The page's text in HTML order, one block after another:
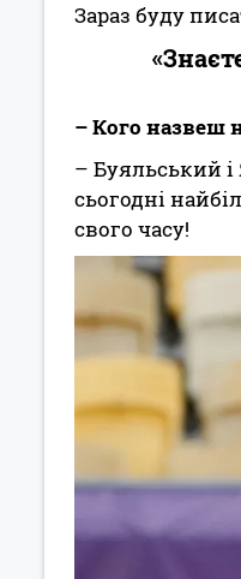
Зараз буду
– Кого назвеш
– Буяльський
сьогодні
свого часу!